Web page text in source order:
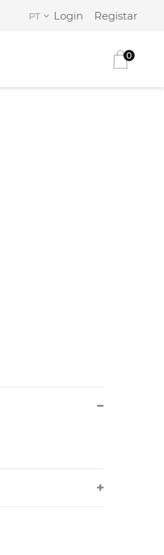
PT Login Registar
0